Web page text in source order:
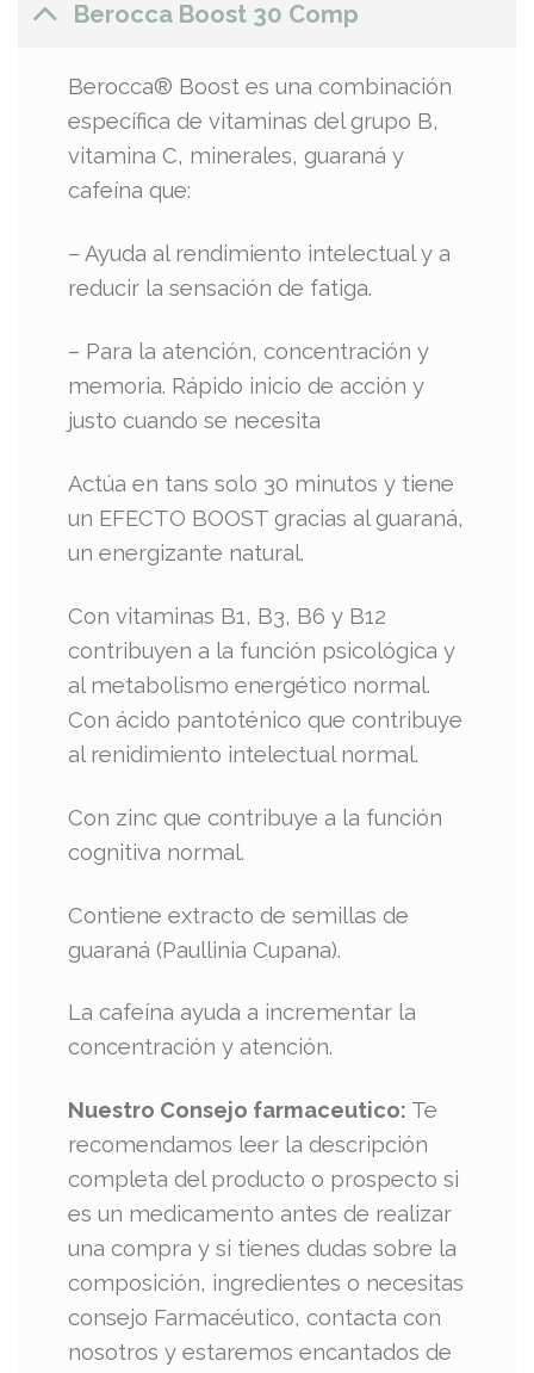
Berocca Boost 30 Comp
Berocca® Boost es una combinación
específica de vitaminas del grupo B,
vitamina C, minerales, guaraná y
cafeína que:
– Ayuda al rendimiento intelectual y a
reducir la sensación de fatiga.
– Para la atención, concentración y
memoria. Rápido inicio de acción y
justo cuando se necesita
Actúa en tans solo 30 minutos y tiene
un EFECTO BOOST gracias al guaraná,
un energizante natural.
Con vitaminas B1, B3, B6 y B12
contribuyen a la función psicológica y
al metabolismo energético normal.
Con ácido pantoténico que contribuye
al renidimiento intelectual normal.
Con zinc que contribuye a la función
cognitiva normal.
Contiene extracto de semillas de
guaraná (Paullinia Cupana).
La cafeína ayuda a incrementar la
concentración y atención.
Nuestro Consejo farmaceutico: Te
recomendamos leer la descripción
completa del producto o prospecto si
es un medicamento antes de realizar
una compra y si tienes dudas sobre la
composición, ingredientes o necesitas
consejo Farmacéutico, contacta con
nosotros y estaremos encantados de